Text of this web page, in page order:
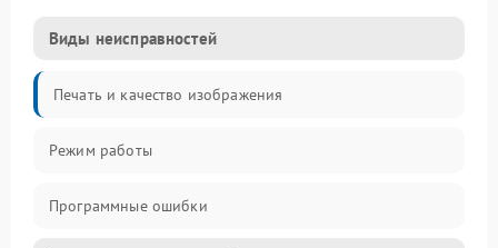
Виды неисправностей
Печать и качество изображения
Режим работы
Программные ошибки